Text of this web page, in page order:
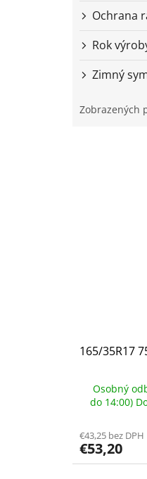
Ochrana
Rok
Zimný
Zobrazených
165/35R17
Osobný
do 14:00)
€43,25 bez DPH
€53,20